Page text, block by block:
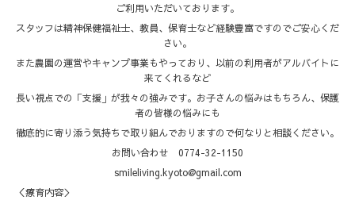
ご利用いただいております。
スタッフは精神保健福祉士、教員、保育士など経験豊富ですのでご安心くだ
さい。
また農園の運営やキャンプ事業もやっており、以前の利用者がアルバイトに
来てくれるなど
長い視点での「支援」が我々の強みです。お子さんの悩みはもちろん、保護
者の皆様の悩みにも
徹底的に寄り添う気持ちで取り組んでおりますので何なりと相談ください。
お問い合わせ 0774-32-1150
smileliving.kyoto@gmail.com
＜療育内容＞